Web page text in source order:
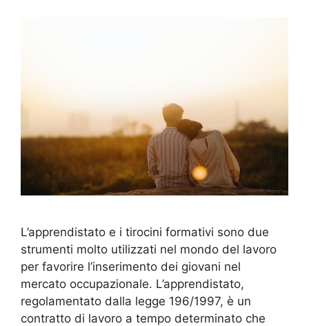
L’apprendistato e i tirocini formativi sono due
strumenti molto utilizzati nel mondo del lavoro
per favorire l’inserimento dei giovani nel
mercato occupazionale. L’apprendistato,
regolamentato dalla legge 196/1997, è un
contratto di lavoro a tempo determinato che